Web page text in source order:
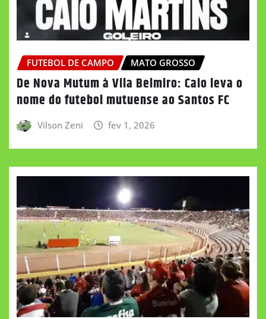
FUTEBOL DE CAMPO MATO GROSSO
De Nova Mutum à Vila Belmiro: Caio leva o
nome do futebol mutuense ao Santos FC
Vilson Zeni fev 1, 2026